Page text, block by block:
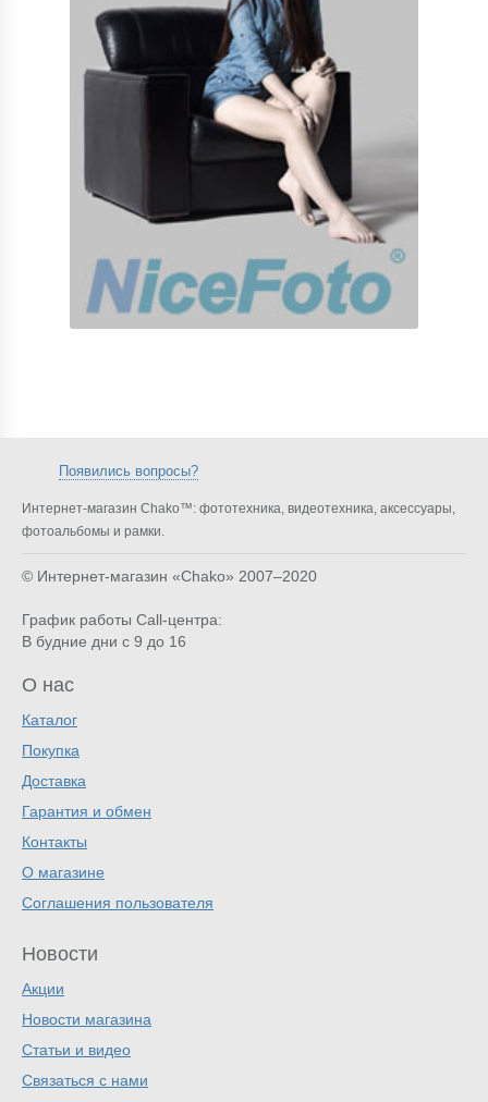
Появились вопросы?
Интернет-магазин Chako™: фототехника, видеотехника, аксессуары,
фотоальбомы и рамки.
© Интернет-магазин «Chako» 2007–2020
График работы Call-центра:
В будние дни с 9 до 16
О нас
Каталог
Покупка
Доставка
Гарантия и обмен
Контакты
О магазине
Соглашения пользователя
Новости
Акции
Новости магазина
Статьи и видео
Связаться с нами